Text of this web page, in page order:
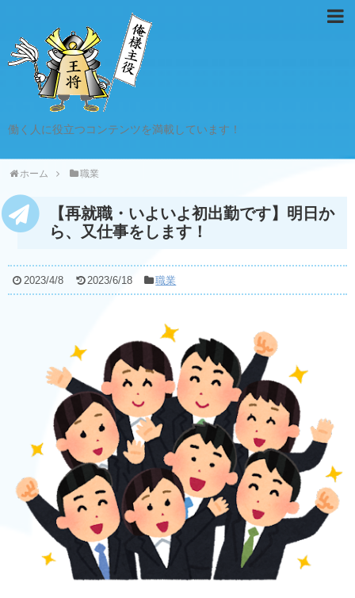
働く人に役立つコンテンツを満載しています！
ホーム 職業
【再就職・いよいよ初出勤です】明日か
ら、又仕事をします！
2023/4/8 2023/6/18 職業